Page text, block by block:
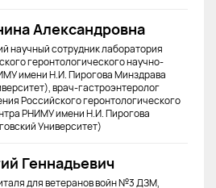
Александровна
научный сотрудник лаборатория
геронтологического научно-
имени Н.И. Пирогова Минздрава
врач-гастроэнтеролог
Российского геронтологического
РНИМУ имени Н.И. Пирогова
Университет)
Геннадьевич
для ветеранов войн №3 ДЗМ,